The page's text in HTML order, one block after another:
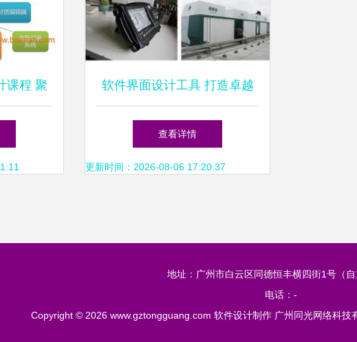
课程 聚
动漫制
软件界面设计工具 打造卓越
用户体验的利器
查看详情
更新时间：2026-08-06 17:20:37
地址：广州市白云区同德恒丰横四街1号（自
电话：-
Copyright © 2026 www.gztongguang.com 软件设计制作 广州同光网络科技